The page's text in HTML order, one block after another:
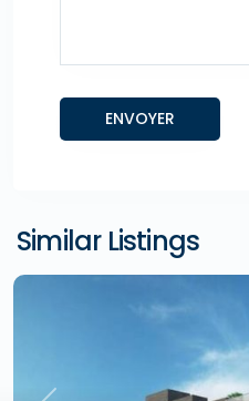
Similar Listings